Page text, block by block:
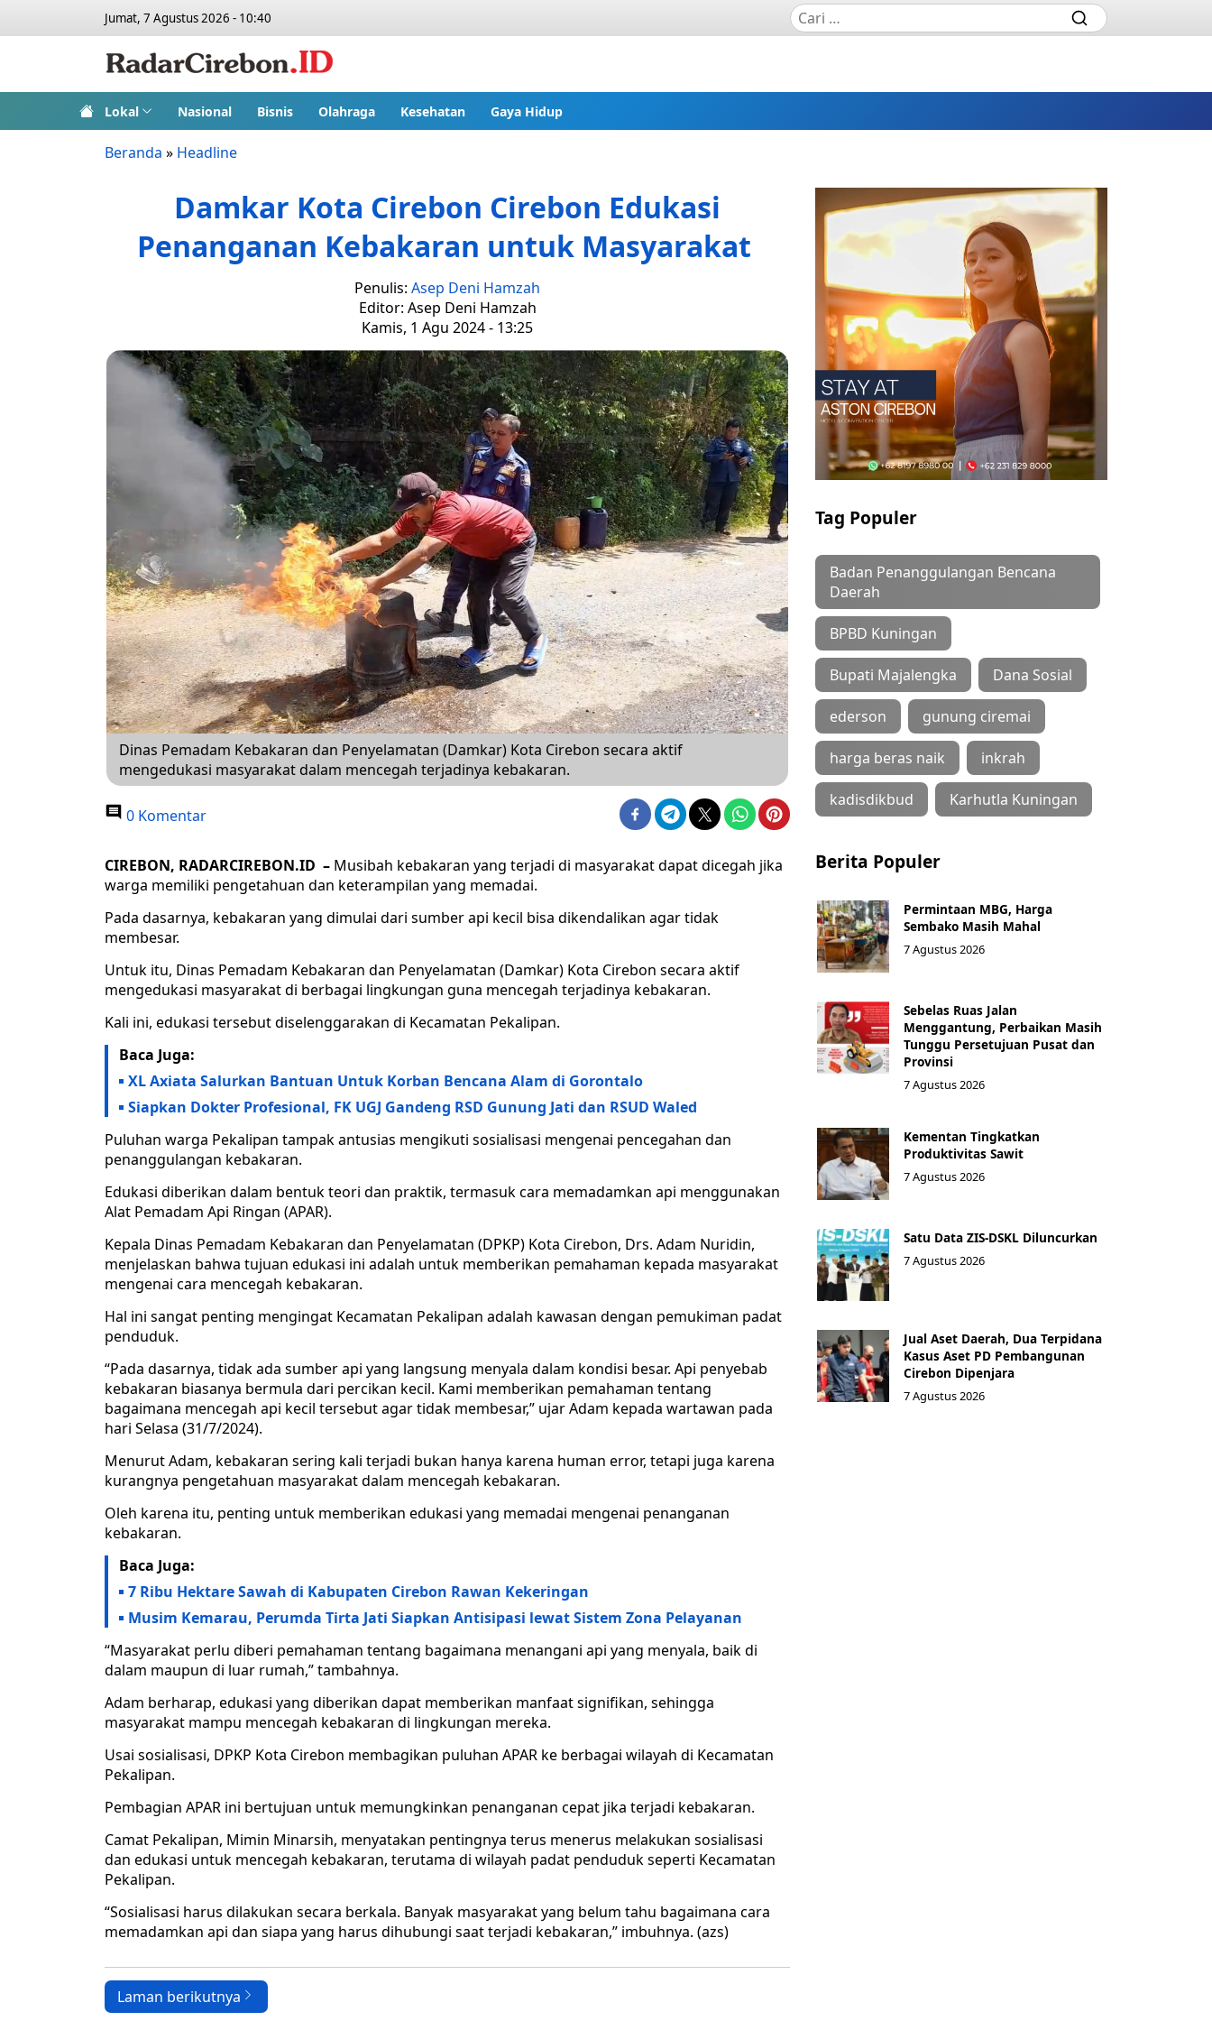
Jumat, 7 Agustus 2026 - 10:40
Lokal Nasional Bisnis Olahraga Kesehatan Gaya Hidup
Beranda » Headline
Damkar Kota Cirebon Cirebon Edukasi
Penanganan Kebakaran untuk Masyarakat
Penulis: Asep Deni Hamzah
Editor: Asep Deni Hamzah
Kamis, 1 Agu 2024 - 13:25
Dinas Pemadam Kebakaran dan Penyelamatan (Damkar) Kota Cirebon secara aktif
mengedukasi masyarakat dalam mencegah terjadinya kebakaran.
0 Komentar
CIREBON, RADARCIREBON.ID – Musibah kebakaran yang terjadi di masyarakat dapat dicegah jika
warga memiliki pengetahuan dan keterampilan yang memadai.
Pada dasarnya, kebakaran yang dimulai dari sumber api kecil bisa dikendalikan agar tidak
membesar.
Untuk itu, Dinas Pemadam Kebakaran dan Penyelamatan (Damkar) Kota Cirebon secara aktif
mengedukasi masyarakat di berbagai lingkungan guna mencegah terjadinya kebakaran.
Kali ini, edukasi tersebut diselenggarakan di Kecamatan Pekalipan.
Baca Juga:
XL Axiata Salurkan Bantuan Untuk Korban Bencana Alam di Gorontalo
Siapkan Dokter Profesional, FK UGJ Gandeng RSD Gunung Jati dan RSUD Waled
Puluhan warga Pekalipan tampak antusias mengikuti sosialisasi mengenai pencegahan dan
penanggulangan kebakaran.
Edukasi diberikan dalam bentuk teori dan praktik, termasuk cara memadamkan api menggunakan
Alat Pemadam Api Ringan (APAR).
Kepala Dinas Pemadam Kebakaran dan Penyelamatan (DPKP) Kota Cirebon, Drs. Adam Nuridin,
menjelaskan bahwa tujuan edukasi ini adalah untuk memberikan pemahaman kepada masyarakat
mengenai cara mencegah kebakaran.
Hal ini sangat penting mengingat Kecamatan Pekalipan adalah kawasan dengan pemukiman padat
penduduk.
“Pada dasarnya, tidak ada sumber api yang langsung menyala dalam kondisi besar. Api penyebab
kebakaran biasanya bermula dari percikan kecil. Kami memberikan pemahaman tentang
bagaimana mencegah api kecil tersebut agar tidak membesar,” ujar Adam kepada wartawan pada
hari Selasa (31/7/2024).
Menurut Adam, kebakaran sering kali terjadi bukan hanya karena human error, tetapi juga karena
kurangnya pengetahuan masyarakat dalam mencegah kebakaran.
Oleh karena itu, penting untuk memberikan edukasi yang memadai mengenai penanganan
kebakaran.
Baca Juga:
7 Ribu Hektare Sawah di Kabupaten Cirebon Rawan Kekeringan
Musim Kemarau, Perumda Tirta Jati Siapkan Antisipasi lewat Sistem Zona Pelayanan
“Masyarakat perlu diberi pemahaman tentang bagaimana menangani api yang menyala, baik di
dalam maupun di luar rumah,” tambahnya.
Adam berharap, edukasi yang diberikan dapat memberikan manfaat signifikan, sehingga
masyarakat mampu mencegah kebakaran di lingkungan mereka.
Usai sosialisasi, DPKP Kota Cirebon membagikan puluhan APAR ke berbagai wilayah di Kecamatan
Pekalipan.
Pembagian APAR ini bertujuan untuk memungkinkan penanganan cepat jika terjadi kebakaran.
Camat Pekalipan, Mimin Minarsih, menyatakan pentingnya terus menerus melakukan sosialisasi
dan edukasi untuk mencegah kebakaran, terutama di wilayah padat penduduk seperti Kecamatan
Pekalipan.
“Sosialisasi harus dilakukan secara berkala. Banyak masyarakat yang belum tahu bagaimana cara
memadamkan api dan siapa yang harus dihubungi saat terjadi kebakaran,” imbuhnya. (azs)
Laman berikutnya
Tag Populer
Badan Penanggulangan Bencana
Daerah
BPBD Kuningan
Bupati Majalengka Dana Sosial
ederson gunung ciremai
harga beras naik inkrah
kadisdikbud Karhutla Kuningan
Berita Populer
Permintaan MBG, Harga
Sembako Masih Mahal
7 Agustus 2026
Sebelas Ruas Jalan
Menggantung, Perbaikan Masih
Tunggu Persetujuan Pusat dan
Provinsi
7 Agustus 2026
Kementan Tingkatkan
Produktivitas Sawit
7 Agustus 2026
Satu Data ZIS-DSKL Diluncurkan
7 Agustus 2026
Jual Aset Daerah, Dua Terpidana
Kasus Aset PD Pembangunan
Cirebon Dipenjara
7 Agustus 2026